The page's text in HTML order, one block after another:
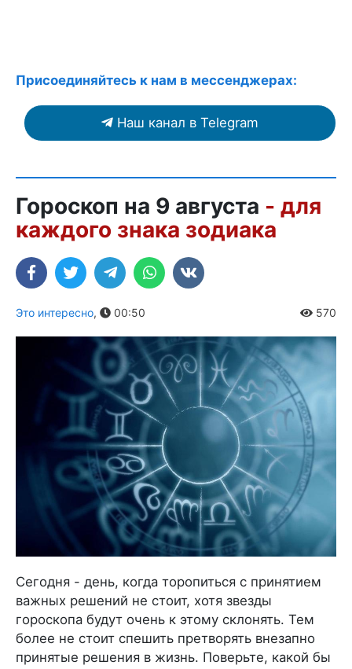
Присоединяйтесь к нам в мессенджерах:
Наш канал в Telegram
Гороскоп на 9 августа - для
каждого знака зодиака
Это интересно, 00:50 570
Сегодня - день, когда торопиться с принятием
важных решений не стоит, хотя звезды
гороскопа будут очень к этому склонять. Тем
более не стоит спешить претворять внезапно
принятые решения в жизнь. Поверьте, какой бы